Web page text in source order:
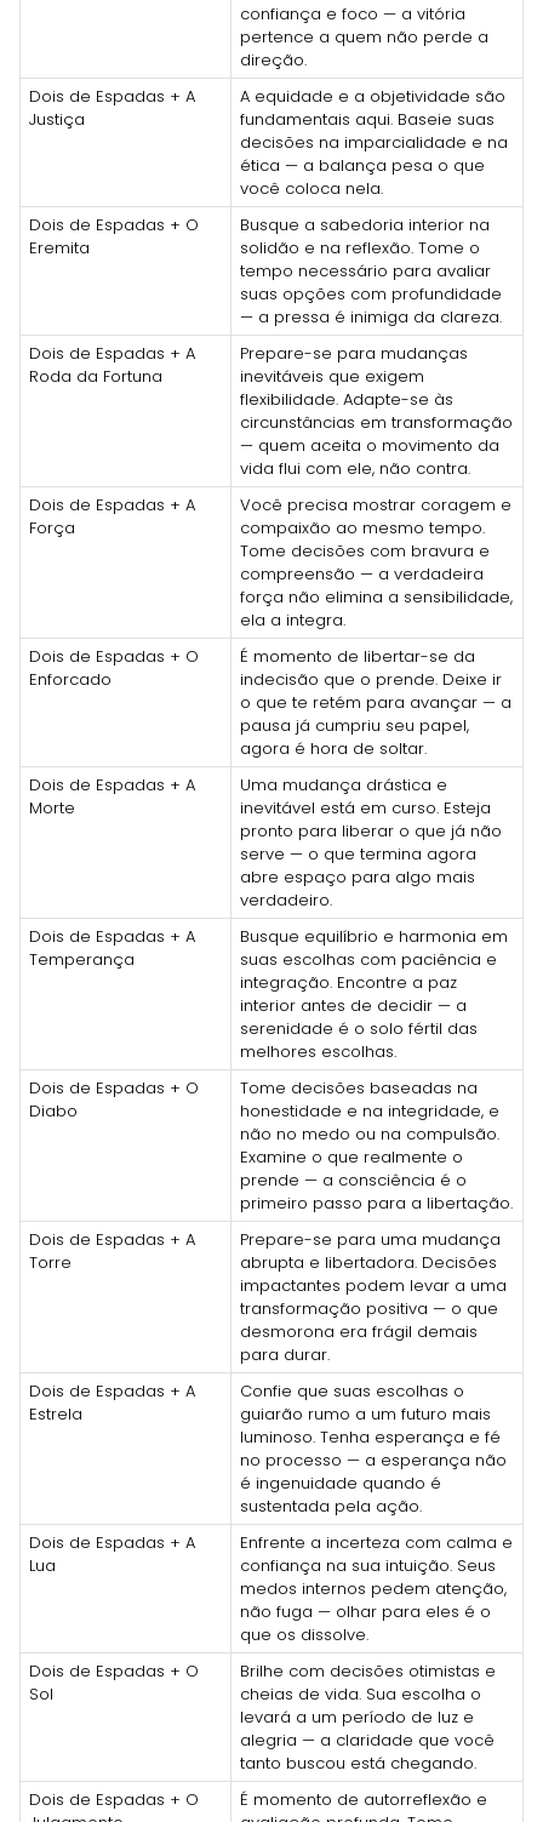
confiança e foco — a vitória
pertence a quem não perde a
direção.
Dois de Espadas + A
Justiça
A equidade e a objetividade são
fundamentais aqui. Baseie suas
decisões na imparcialidade e na
ética — a balança pesa o que
você coloca nela.
Dois de Espadas + O
Eremita
Busque a sabedoria interior na
solidão e na reflexão. Tome o
tempo necessário para avaliar
suas opções com profundidade
— a pressa é inimiga da clareza.
Dois de Espadas + A
Roda da Fortuna
Prepare-se para mudanças
inevitáveis que exigem
flexibilidade. Adapte-se às
circunstâncias em transformação
— quem aceita o movimento da
vida flui com ele, não contra.
Dois de Espadas + A
Força
Você precisa mostrar coragem e
compaixão ao mesmo tempo.
Tome decisões com bravura e
compreensão — a verdadeira
força não elimina a sensibilidade,
ela a integra.
Dois de Espadas + O
Enforcado
É momento de libertar-se da
indecisão que o prende. Deixe ir
o que te retém para avançar — a
pausa já cumpriu seu papel,
agora é hora de soltar.
Dois de Espadas + A
Morte
Uma mudança drástica e
inevitável está em curso. Esteja
pronto para liberar o que já não
serve — o que termina agora
abre espaço para algo mais
verdadeiro.
Dois de Espadas + A
Temperança
Busque equilíbrio e harmonia em
suas escolhas com paciência e
integração. Encontre a paz
interior antes de decidir — a
serenidade é o solo fértil das
melhores escolhas.
Dois de Espadas + O
Diabo
Tome decisões baseadas na
honestidade e na integridade, e
não no medo ou na compulsão.
Examine o que realmente o
prende — a consciência é o
primeiro passo para a libertação.
Dois de Espadas + A
Torre
Prepare-se para uma mudança
abrupta e libertadora. Decisões
impactantes podem levar a uma
transformação positiva — o que
desmorona era frágil demais
para durar.
Dois de Espadas + A
Estrela
Confie que suas escolhas o
guiarão rumo a um futuro mais
luminoso. Tenha esperança e fé
no processo — a esperança não
é ingenuidade quando é
sustentada pela ação.
Dois de Espadas + A
Lua
Enfrente a incerteza com calma e
confiança na sua intuição. Seus
medos internos pedem atenção,
não fuga — olhar para eles é o
que os dissolve.
Dois de Espadas + O
Sol
Brilhe com decisões otimistas e
cheias de vida. Sua escolha o
levará a um período de luz e
alegria — a claridade que você
tanto buscou está chegando.
Dois de Espadas + O
É momento de autorreflexão e